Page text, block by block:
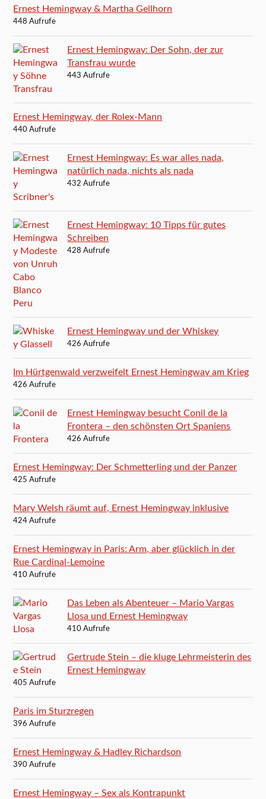
Ernest Hemingway & Martha Gellhorn
448 Aufrufe
Ernest Hemingway: Der Sohn, der zur
Transfrau wurde
443 Aufrufe
Ernest Hemingway, der Rolex-Mann
440 Aufrufe
Ernest Hemingway: Es war alles nada,
natürlich nada, nichts als nada
432 Aufrufe
Ernest Hemingway: 10 Tipps für gutes
Schreiben
428 Aufrufe
Ernest Hemingway und der Whiskey
426 Aufrufe
Im Hürtgenwald verzweifelt Ernest Hemingway am Krieg
426 Aufrufe
Ernest Hemingway besucht Conil de la
Frontera – den schönsten Ort Spaniens
426 Aufrufe
Ernest Hemingway: Der Schmetterling und der Panzer
425 Aufrufe
Mary Welsh räumt auf, Ernest Hemingway inklusive
424 Aufrufe
Ernest Hemingway in Paris: Arm, aber glücklich in der
Rue Cardinal-Lemoine
410 Aufrufe
Das Leben als Abenteuer – Mario Vargas
Llosa und Ernest Hemingway
410 Aufrufe
Gertrude Stein – die kluge Lehrmeisterin des
Ernest Hemingway
405 Aufrufe
Paris im Sturzregen
396 Aufrufe
Ernest Hemingway & Hadley Richardson
390 Aufrufe
Ernest Hemingway – Sex als Kontrapunkt